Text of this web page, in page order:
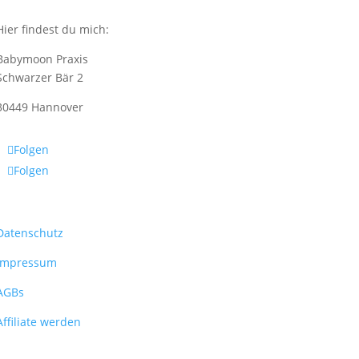
findest du mich:
Praxis
Bär 2
Hannover
Folgen
Folgen
werden